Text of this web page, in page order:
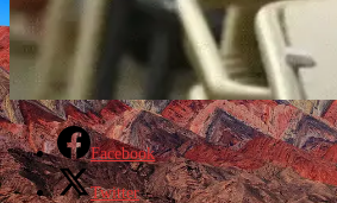
Facebook
Twitter